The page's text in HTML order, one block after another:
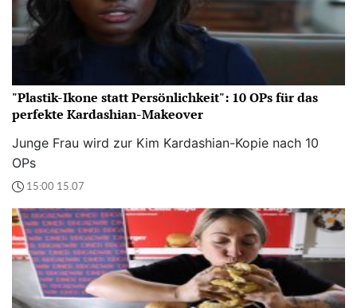
"Plastik-Ikone statt Persönlichkeit": 10 OPs für das
perfekte Kardashian-Makeover
Junge Frau wird zur Kim Kardashian-Kopie nach 10
OPs
15:00 15.07